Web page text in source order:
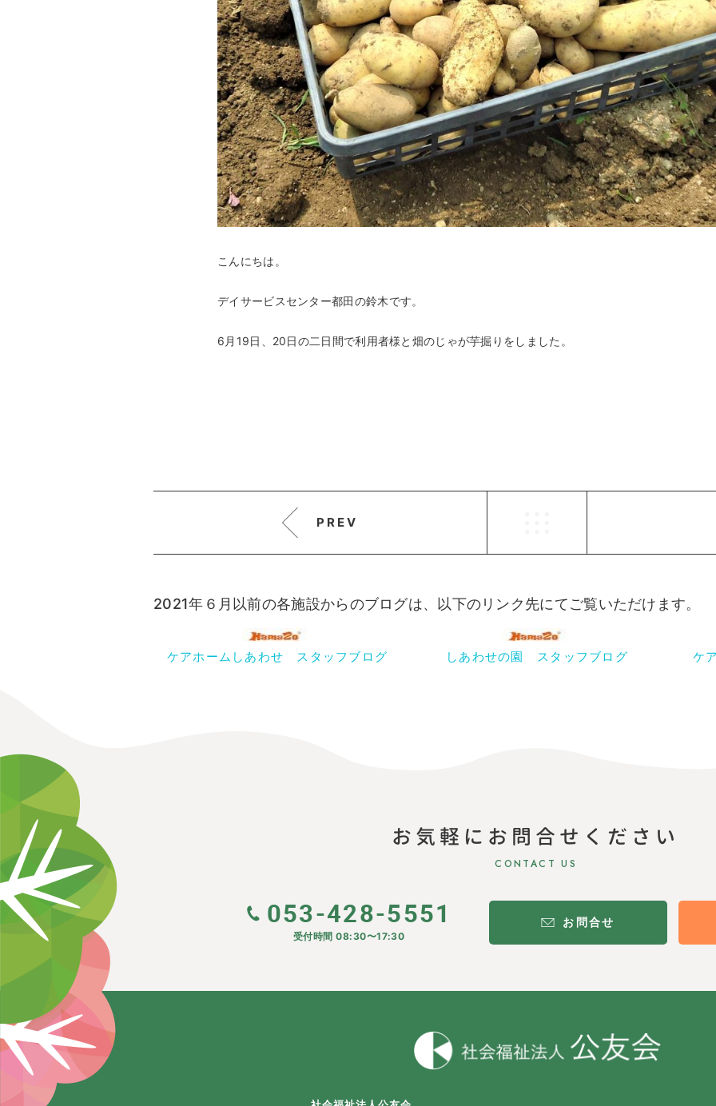
こんにちは。
デイサービスセンター都田の鈴木です。
6月19日、20日の二日間で利用者様と畑のじゃが芋掘りをしました。
PREV
2021年６月以前の各施設からのブログは、以下のリンク先にてご覧いただけます。
ケアホームしあわせ スタッフブログ しあわせの園 スタッフブログ ケ
お気軽にお問合せください
CONTACT US
053-428-5551
受付時間 08:30〜17:30
お問合せ